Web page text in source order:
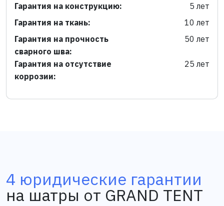
Гарантия на конструкцию:
5 лет
Гарантия на ткань:
10 лет
Гарантия на прочность
сварного шва:
50 лет
Гарантия на отсутствие
коррозии:
25 лет
4 юридические гарантии
на шатры от GRAND TENT